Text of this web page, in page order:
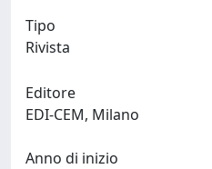
Tipo
Rivista
Editore
Anno di inizio